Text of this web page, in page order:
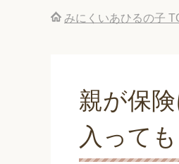
みにくいあひるの子
親が保
入って